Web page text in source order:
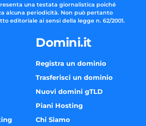
una testata giornalistica poiché
alcuna periodicità. Non può pertanto
editoriale ai sensi della legge n. 62/2001.
Domini.it
Registra un dominio
Trasferisci un dominio
Nuovi domini gTLD
Piani Hosting
Chi Siamo